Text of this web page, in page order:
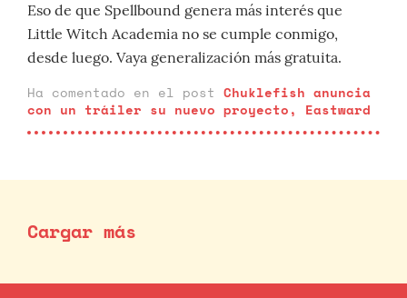
Eso de que Spellbound genera más interés que
Little Witch Academia no se cumple conmigo,
desde luego. Vaya generalización más gratuita.
Ha comentado en el post Chuklefish anuncia
con un tráiler su nuevo proyecto, Eastward
Cargar más